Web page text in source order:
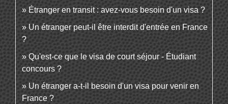
Étranger en transit : avez-vous besoin d'un visa ?
Un étranger peut-il être interdit d'entrée en France
?
Qu'est-ce que le visa de court séjour - Étudiant
concours ?
Un étranger a-t-il besoin d'un visa pour venir en
France ?